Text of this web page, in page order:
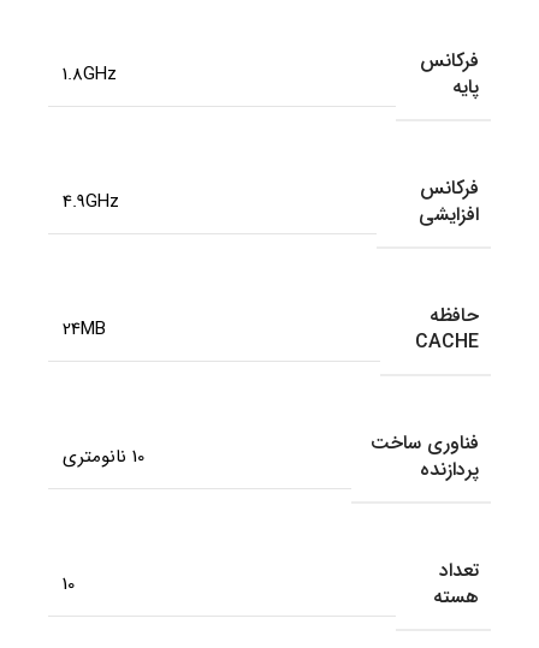
فرکانس
پایه
1.8GHz
فرکانس
افزایشی
4.9GHz
حافظه
CACHE
24MB
فناوری ساخت
پردازنده
10 نانومتری
تعداد
هسته
10